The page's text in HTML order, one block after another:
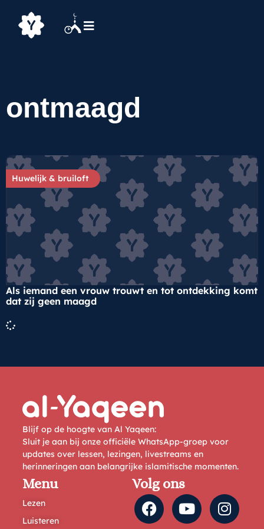
ontmaagd
Huwelijk & bruiloft
Als iemand een vrouw trouwt en tot ontdekking komt
dat zij geen maagd
Blijf op de hoogte van Al Yaqeen:
Sluit je aan bij onze officiële WhatsApp-groep voor
updates over lessen, lezingen, livestreams en
herinneringen aan belangrijke islamitische momenten.
Menu
Lezen
Luisteren
Volg ons